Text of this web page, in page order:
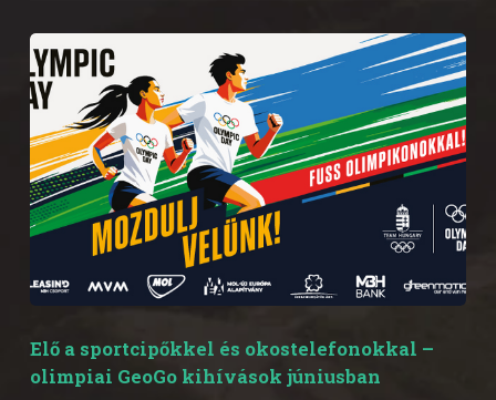
Elő a sportcipőkkel és okostelefonokkal –
olimpiai GeoGo kihívások júniusban